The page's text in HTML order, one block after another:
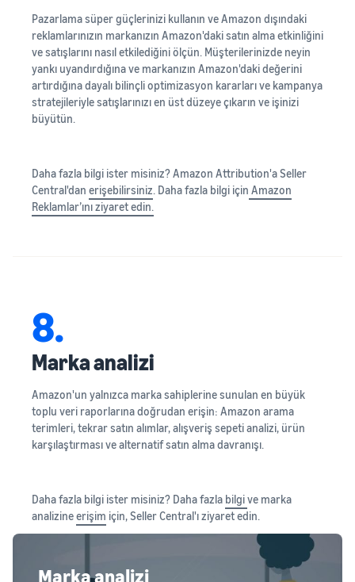
Pazarlama süper güçlerinizi kullanın ve Amazon dışındaki
reklamlarınızın markanızın Amazon'daki satın alma etkinliğini
ve satışlarını nasıl etkilediğini ölçün. Müşterilerinizde neyin
yankı uyandırdığına ve markanızın Amazon'daki değerini
artırdığına dayalı bilinçli optimizasyon kararları ve kampanya
stratejileriyle satışlarınızı en üst düzeye çıkarın ve işinizi
büyütün.
Daha fazla bilgi ister misiniz? Amazon Attribution'a Seller
Central'dan erişebilirsiniz. Daha fazla bilgi için Amazon
Reklamlar’ını ziyaret edin.
8.
Marka analizi
Amazon'un yalnızca marka sahiplerine sunulan en büyük
toplu veri raporlarına doğrudan erişin: Amazon arama
terimleri, tekrar satın alımlar, alışveriş sepeti analizi, ürün
karşılaştırması ve alternatif satın alma davranışı.
Daha fazla bilgi ister misiniz? Daha fazla bilgive marka
analizineerişim için, Seller Central'ı ziyaret edin.
Marka analizi